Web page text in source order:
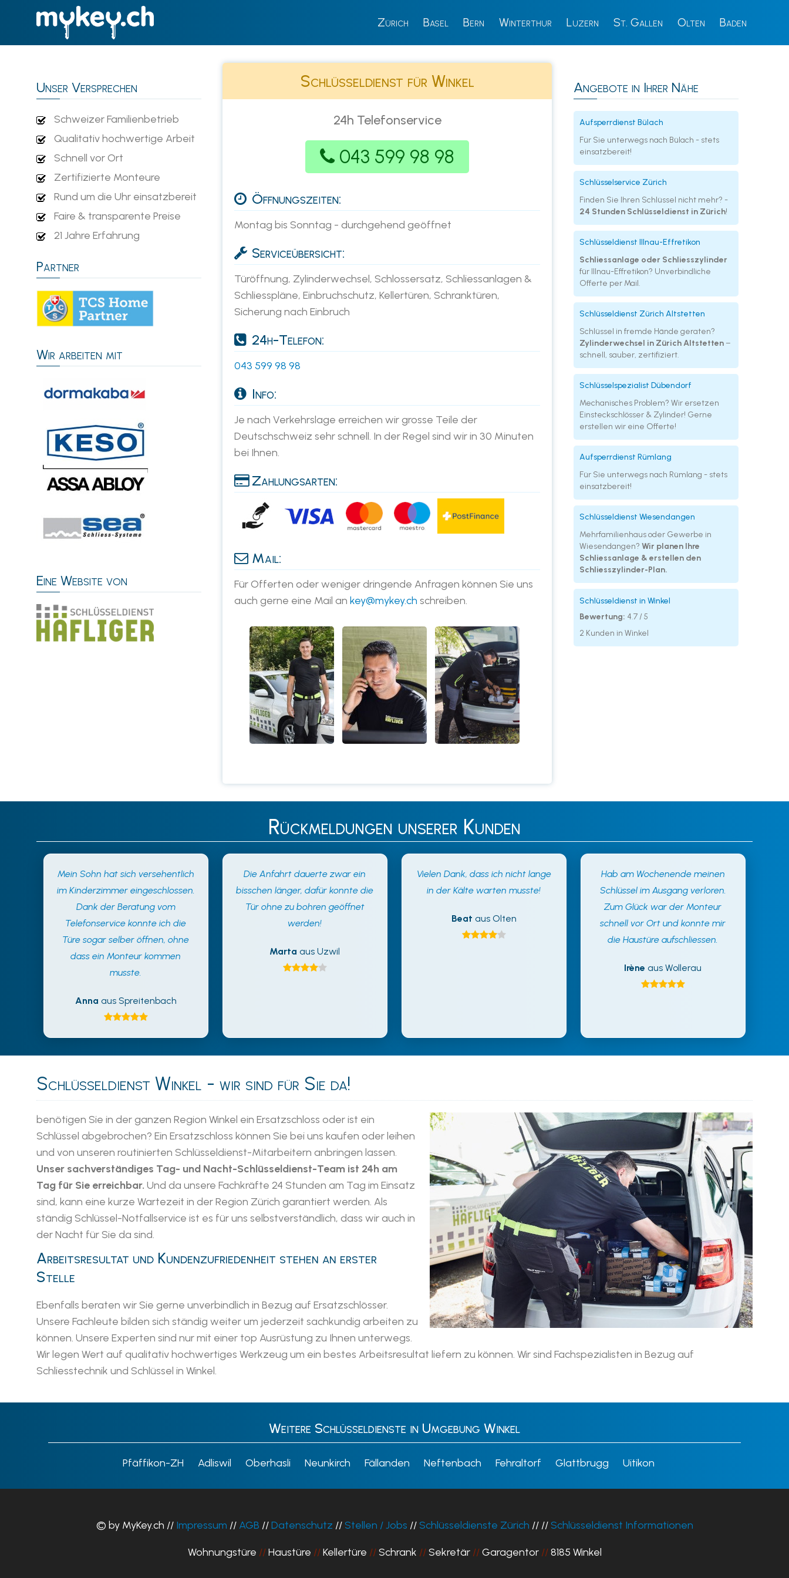
Zürich Basel Bern Winterthur Luzern St. Gallen Olten Baden
Schlüsseldienst für Winkel
24h Telefonservice
043 599 98 98
Öffnungszeiten:
Montag bis Sonntag - durchgehend geöffnet
Serviceübersicht:
Türöffnung, Zylinderwechsel, Schlossersatz, Schliessanlagen &
Schliesspläne, Einbruchschutz, Kellertüren, Schranktüren,
Sicherung nach Einbruch
24h-Telefon:
043 599 98 98
Info:
Je nach Verkehrslage erreichen wir grosse Teile der
Deutschschweiz sehr schnell. In der Regel sind wir in 30 Minuten
bei Ihnen.
Zahlungsarten:
Mail:
Für Offerten oder weniger dringende Anfragen können Sie uns
auch gerne eine Mail ankey@mykey.ch schreiben.
Unser Versprechen
Schweizer Familienbetrieb
Qualitativ hochwertige Arbeit
Schnell vor Ort
Zertifizierte Monteure
Rund um die Uhr einsatzbereit
Faire & transparente Preise
21 Jahre Erfahrung
Partner
Wir arbeiten mit
Eine Website von
Angebote in Ihrer Nähe
Aufsperrdienst Bülach
Für Sie unterwegs nach Bülach - stets
einsatzbereit!
Schlüsselservice Zürich
Finden Sie Ihren Schlüssel nicht mehr? -
24 Stunden Schlüsseldienst in Zürich!
Schlüsseldienst Illnau-Effretikon
Schliessanlage oder Schliesszylinder
für Illnau-Effretikon? Unverbindliche
Offerte per Mail.
Schlüsseldienst Zürich Altstetten
Schlüssel in fremde Hände geraten?
Zylinderwechsel in Zürich Altstetten –
schnell, sauber, zertifiziert.
Schlüsselspezialist Dübendorf
Mechanisches Problem? Wir ersetzen
Einsteckschlösser & Zylinder! Gerne
erstellen wir eine Offerte!
Aufsperrdienst Rümlang
Für Sie unterwegs nach Rümlang - stets
einsatzbereit!
Schlüsseldienst Wiesendangen
Mehrfamilienhaus oder Gewerbe in
Wiesendangen?Wir planen Ihre
Schliessanlage & erstellen den
Schliesszylinder-Plan.
Schlüsseldienst in Winkel
Bewertung: 4.7 / 5
2 Kunden in Winkel
Rückmeldungen unserer Kunden
Mein Sohn hat sich versehentlich
im Kinderzimmer eingeschlossen.
Dank der Beratung vom
Telefonservice konnte ich die
Türe sogar selber öffnen, ohne
dass ein Monteur kommen
musste.
Anna aus Spreitenbach
Die Anfahrt dauerte zwar ein
bisschen länger, dafür konnte die
Tür ohne zu bohren geöffnet
werden!
Marta aus Uzwil
Vielen Dank, dass ich nicht lange
in der Kälte warten musste!
Beat aus Olten
Hab am Wochenende meinen
Schlüssel im Ausgang verloren.
Zum Glück war der Monteur
schnell vor Ort und konnte mir
die Haustüre aufschliessen.
Irène aus Wollerau
Schlüsseldienst Winkel - wir sind für Sie da!
benötigen Sie in der ganzen Region Winkel ein Ersatzschloss oder ist ein
Schlüssel abgebrochen? Ein Ersatzschloss können Sie bei uns kaufen oder leihen
und von unseren routinierten Schlüsseldienst-Mitarbeitern anbringen lassen.
Unser sachverständiges Tag- und Nacht-Schlüsseldienst-Team ist 24h am
Tag für Sie erreichbar. Und da unsere Fachkräfte 24 Stunden am Tag im Einsatz
sind, kann eine kurze Wartezeit in der Region Zürich garantiert werden. Als
ständig Schlüssel-Notfallservice ist es für uns selbstverständlich, dass wir auch in
der Nacht für Sie da sind.
Arbeitsresultat und Kundenzufriedenheit stehen an erster
Stelle
Ebenfalls beraten wir Sie gerne unverbindlich in Bezug auf Ersatzschlösser.
Unsere Fachleute bilden sich ständig weiter um jederzeit sachkundig arbeiten zu
können. Unsere Experten sind nur mit einer top Ausrüstung zu Ihnen unterwegs.
Wir legen Wert auf qualitativ hochwertiges Werkzeug um ein bestes Arbeitsresultat liefern zu können. Wir sind Fachspezialisten in Bezug auf
Schliesstechnik und Schlüssel in Winkel.
Weitere Schlüsseldienste in Umgebung Winkel
Pfäffikon-ZH Adliswil Oberhasli Neunkirch Fällanden Neftenbach Fehraltorf Glattbrugg Uitikon
© by MyKey.ch // Impressum // AGB //Datenschutz //Stellen / Jobs //Schlüsseldienste Zürich // //Schlüsseldienst Informationen
Wohnungstüre //Haustüre //Kellertüre //Schrank //Sekretär //Garagentor //8185 Winkel